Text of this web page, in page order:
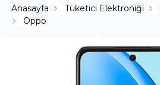
Anasayfa Tüketici Elektroniği
Oppo